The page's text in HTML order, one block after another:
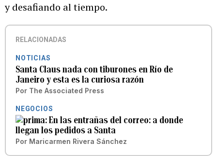
y desafiando al tiempo.
RELACIONADAS
NOTICIAS
Santa Claus nada con tiburones en Río de
Janeiro y esta es la curiosa razón
Por The Associated Press
NEGOCIOS
En las entrañas del correo: a donde
llegan los pedidos a Santa
Por Maricarmen Rivera Sánchez